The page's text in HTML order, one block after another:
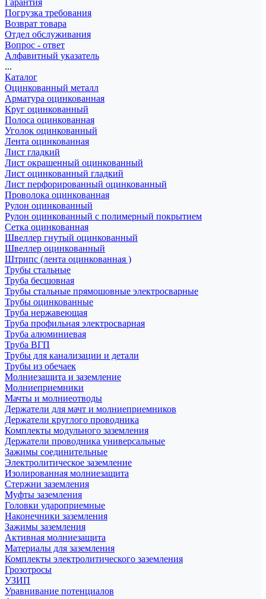
Гарантия
Погрузка требования
Возврат товара
Отдел обслуживания
Вопрос - ответ
Алфавитный указатель
...
Каталог
Оцинкованный металл
Арматура оцинкованная
Круг оцинкованный
Полоса оцинкованная
Уголок оцинкованный
Лента оцинкованная
Лист гладкий
Лист окрашенный оцинкованный
Лист оцинкованный гладкий
Лист перфорированный оцинкованный
Проволока оцинкованная
Рулон оцинкованный
Рулон оцинкованный с полимерный покрытием
Сетка оцинкованная
Швеллер гнутый оцинкованный
Швеллер оцинкованный
Штрипс (лента оцинкованная )
Трубы стальные
Труба бесшовная
Трубы стальные прямошовные электросварные
Трубы оцинкованные
Труба нержавеющая
Труба профильная электросварная
Труба алюминиевая
Труба ВГП
Трубы для канализации и детали
Трубы из обечаек
Молниезащита и заземление
Молниеприемники
Мачты и молниеотводы
Держатели для мачт и молниеприемников
Держатели круглого проводника
Комплекты модульного заземления
Держатели проводника универсальные
Зажимы соединительные
Электролитическое заземление
Изолированная молниезащита
Стержни заземления
Муфты заземления
Головки удароприемные
Наконечники заземления
Зажимы заземления
Активная молниезащита
Материалы для заземления
Комплекты электролитического заземления
Грозотросы
УЗИП
Уравнивание потенциалов